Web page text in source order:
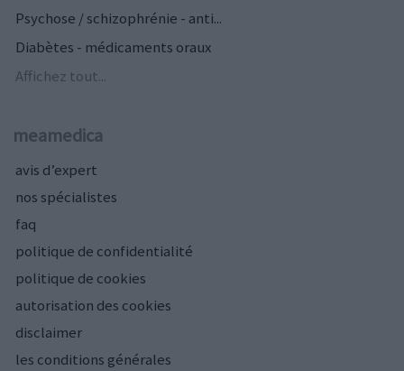
Psychose / schizophrénie - anti...
Diabètes - médicaments oraux
Affichez tout...
meamedica
avis d’expert
nos spécialistes
faq
politique de confidentialité
politique de cookies
autorisation des cookies
disclaimer
les conditions générales